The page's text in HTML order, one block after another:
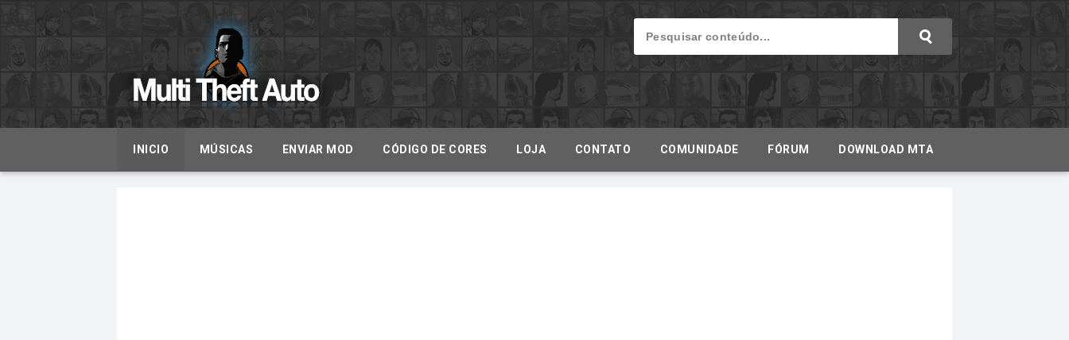
INICIO MÚSICAS ENVIAR MOD CÓDIGO DE CORES LOJA CONTATO COMUNIDADE FÓRUM DOWNLOAD MTA